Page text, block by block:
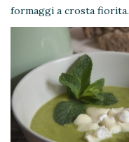
formaggi a crosta fiorita.